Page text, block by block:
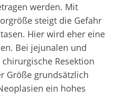
werden. Mit
steigt die Gefahr
Hier wird eher eine
Bei jejunalen und
Resektion
Größe grundsätzlich
ein hohes